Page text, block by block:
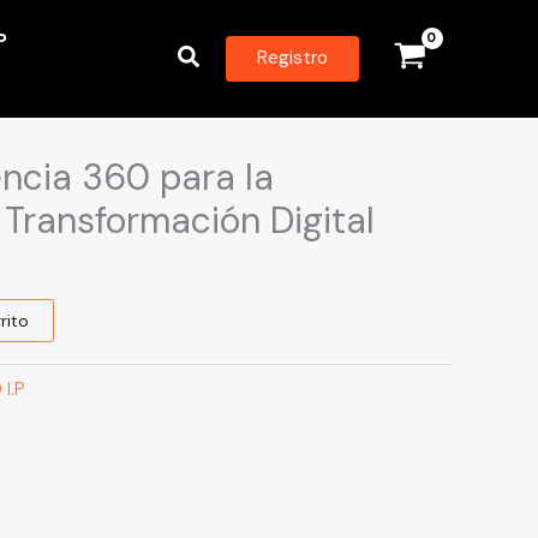
Buscar Registro
360 para la
Digital
I.P